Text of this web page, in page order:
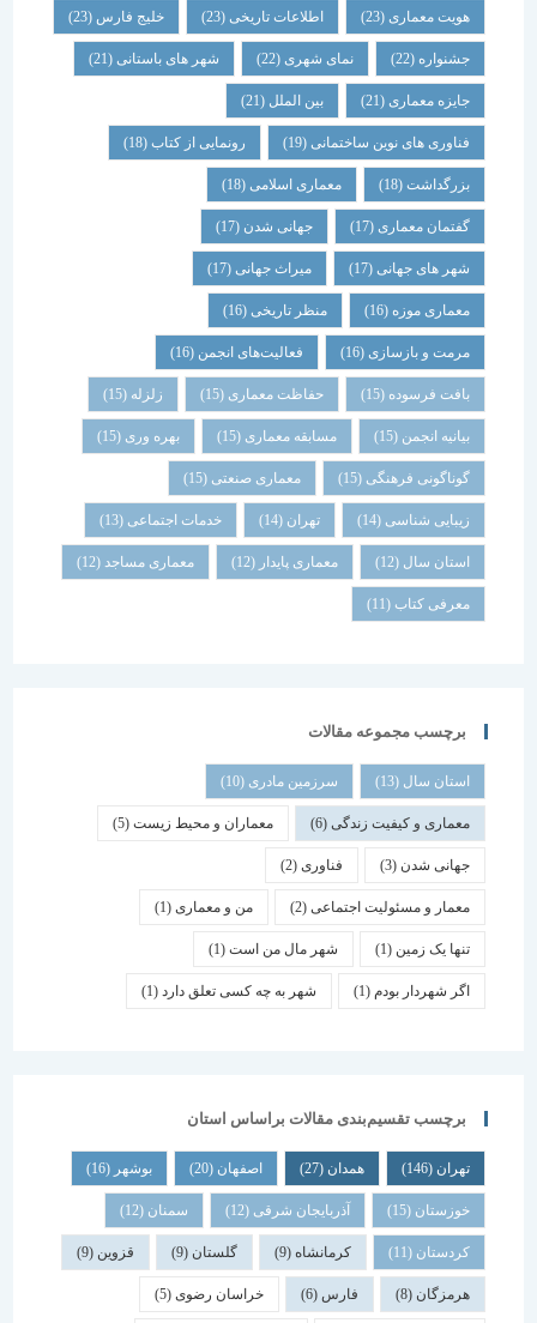
هویت معماری (23) اطلاعات تاریخی(23) خلیج فارس(23)
جشنواره(22) نمای شهری(22) شهر های باستانی (21)
جایزه معماری (21) بین الملل(21)
فناوری های نوین ساختمانی(19) رونمایی از کتاب (18)
بزرگداشت (18) معماری اسلامی(18)
گفتمان معماری (17) جهانی شدن(17)
شهر های جهانی(17) میراث جهانی(17)
معماری موزه(16) منظر تاریخی (16)
مرمت و بازسازی(16) فعالیت‌های انجمن(16)
بافت فرسوده (15) حفاظت معماری (15) زلزله
بیانیه انجمن(15) مسابقه معماری (15) بهره وری(15)
گوناگونی فرهنگی (15) معماری صنعتی(15)
زیبایی شناسی (14) تهران خدمات اجتماعی (13)
استان سال(12) معماری پایدار (12) معماری مساجد(12)
معرفی کتاب(11)
برچسب مجموعه مقالات
استان سال(13) سرزمین مادری(10)
معماری و کیفیت زندگی(6) معماران و محیط زیست(5)
جهانی شدن(3) فناوری (2)
معمار و مسئولیت اجتماعی (2) من و معماری (1)
تنها یک زمین(1) شهر مال من است(1)
اگر شهردار بودم (1) شهر به چه کسی تعلق دارد(1)
برچسب تقسیم‌بندی مقالات براساس استان
همدان اصفهان (20) بوشهر
خوزستان(15) آذربایجان شرقی(12) سمنان (12)
کردستان(11) کرمانشاه(9) گلستان (9) قزوین
هرمزگان(8) فارس خراسان رضوی(5)